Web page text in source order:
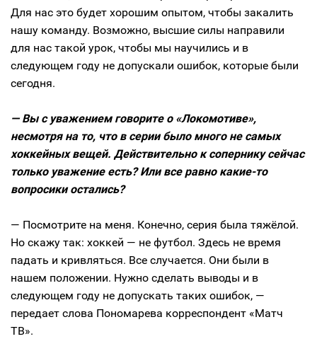
Для нас это будет хорошим опытом, чтобы закалить
нашу команду. Возможно, высшие силы направили
для нас такой урок, чтобы мы научились и в
следующем году не допускали ошибок, которые были
сегодня.
— Вы с уважением говорите о «Локомотиве»,
несмотря на то, что в серии было много не самых
хоккейных вещей. Действительно к сопернику сейчас
только уважение есть? Или все равно какие-то
вопросики остались?
— Посмотрите на меня. Конечно, серия была тяжёлой.
Но скажу так: хоккей — не футбол. Здесь не время
падать и кривляться. Все случается. Они были в
нашем положении. Нужно сделать выводы и в
следующем году не допускать таких ошибок, —
передает слова Пономарева корреспондент «Матч
ТВ».